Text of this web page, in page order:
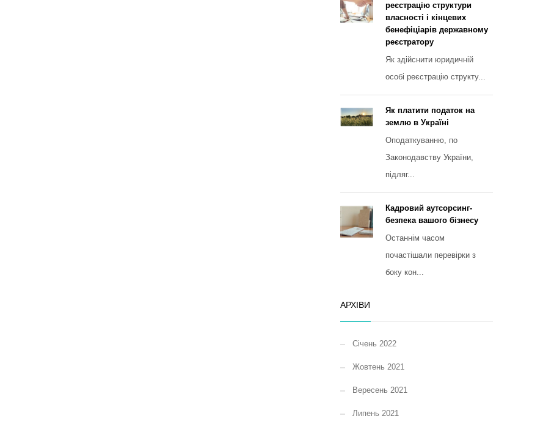
реєстрацію структури
власності і кінцевих
бенефіціарів державному
реєстратору
Як здійснити юридичній
особі реєстрацію структу...
Як платити податок на
землю в Україні
Оподаткуванню, по
Законодавству України,
підляг...
Кадровий аутсорсинг-
безпека вашого бізнесу
Останнім часом
почастішали перевірки з
боку кон...
АРХІВИ
Січень 2022
Жовтень 2021
Вересень 2021
Липень 2021